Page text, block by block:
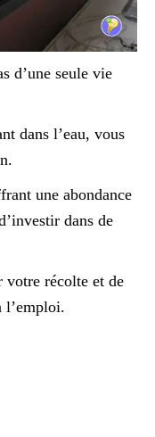
d’une seule vie
dans l’eau, vous
une abondance
dans de
votre récolte et de
l’emploi.